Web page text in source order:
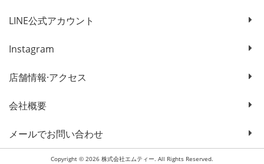
LINE公式アカウント
Instagram
店舗情報·アクセス
会社概要
メールでお問い合わせ
Copyright © 2026 株式会社エムティー. All Rights Reserved.